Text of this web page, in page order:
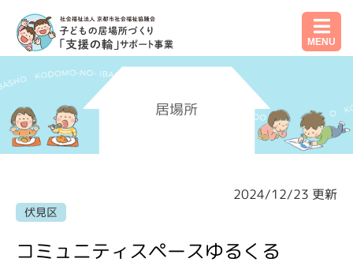
MENU
居場所
2024/12/23 更新
伏見区
コミュニティスペースゆるくる